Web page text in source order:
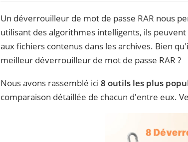
Un déverrouilleur de mot de passe RAR nous
utilisant des algorithmes intelligents, ils
aux fichiers contenus dans les archives. Bien
meilleur déverrouilleur de mot de passe RAR ?
Nous avons rassemblé ici 8 outils les plus
comparaison détaillée de chacun d'entre eux.